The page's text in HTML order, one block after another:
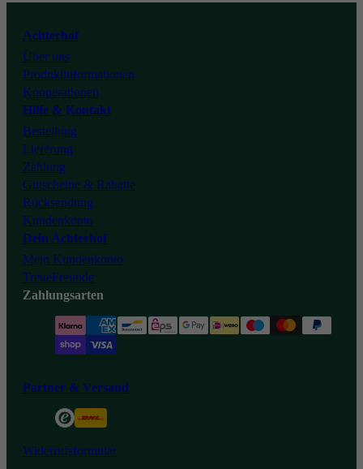
Achterhof
Über uns
Produktinformationen
Kooperationen
Hilfe & Kontakt
Bestellung
Lieferung
Zahlung
Gutscheine & Rabatte
Rücksendung
Kundenkonto
Dein Achterhof
Mein Kundenkonto
TreueFreunde
Zahlungsarten
Partner & Versand
Widerrufsformular